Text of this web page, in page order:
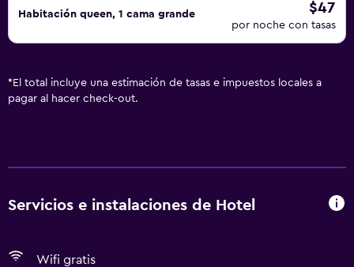
Habitación queen, 1 cama grande $47
por noche con tasas
* El total incluye una estimación de tasas e impuestos locales a
pagar al hacer check-out.
Servicios e instalaciones de Hotel
Wifi gratis